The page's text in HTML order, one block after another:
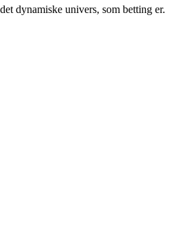
dynamiske univers, som betting er.